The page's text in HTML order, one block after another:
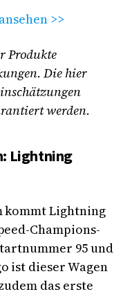
>>
Produkte
Die hier
werden.
Lightning
kommt Lightning
Champions-
95 und
ist dieser Wagen
das erste